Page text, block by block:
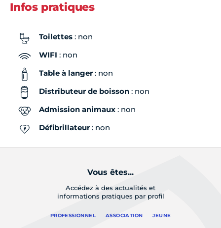
Infos pratiques
Toilettes : non
WIFI : non
Table à langer: non
Distributeur de boisson : non
Admission animaux : non
Défibrillateur: non
Vous êtes...
Accédez à des actualités et
informations pratiques par profil
PROFESSIONNEL ASSOCIATION JEUNE